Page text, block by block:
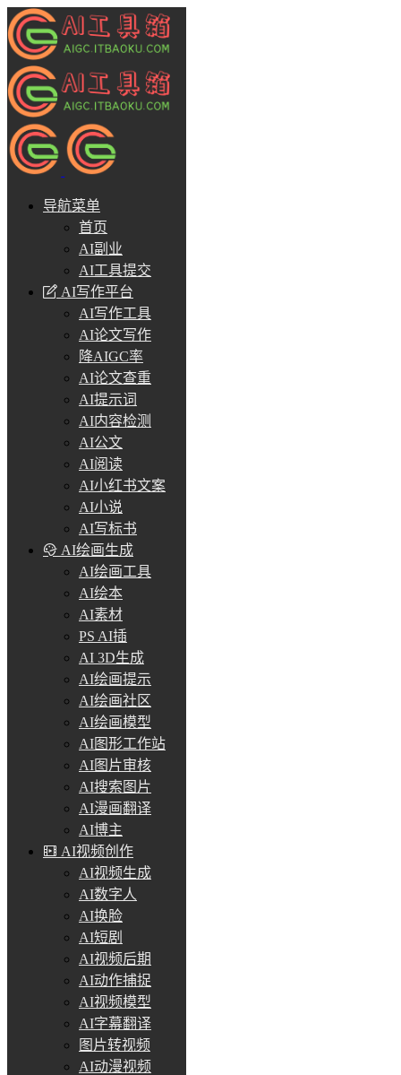
导航菜单
首页
AI副业
AI工具提交
AI写作平台
AI写作工具
AI论文写作
降AIGC率
AI论文查重
AI提示词
AI内容检测
AI公文
AI阅读
AI小红书文案
AI小说
AI写标书
AI绘画生成
AI绘画工具
AI绘本
AI素材
PS AI插
AI 3D生成
AI绘画提示
AI绘画社区
AI绘画模型
AI图形工作站
AI图片审核
AI搜索图片
AI漫画翻译
AI博主
AI视频创作
AI视频生成
AI数字人
AI换脸
AI短剧
AI视频后期
AI动作捕捉
AI视频模型
AI字幕翻译
图片转视频
AI动漫视频